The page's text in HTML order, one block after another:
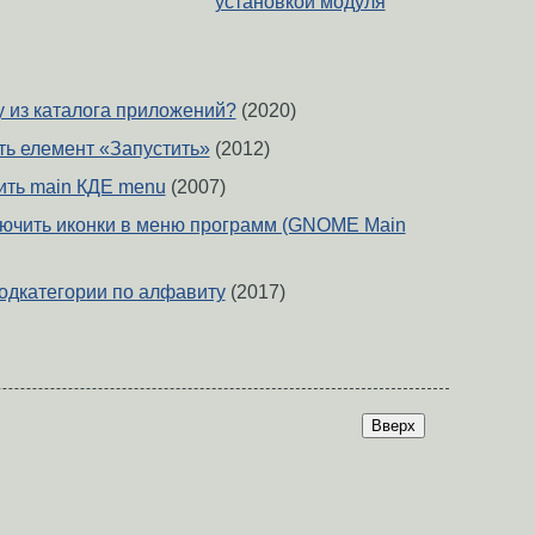
из каталога приложений?(2020)
елемент «Запустить»(2012)
main КДЕ menu (2007)
иконки в меню программ (GNOME Main
по алфавиту(2017)
Вверх